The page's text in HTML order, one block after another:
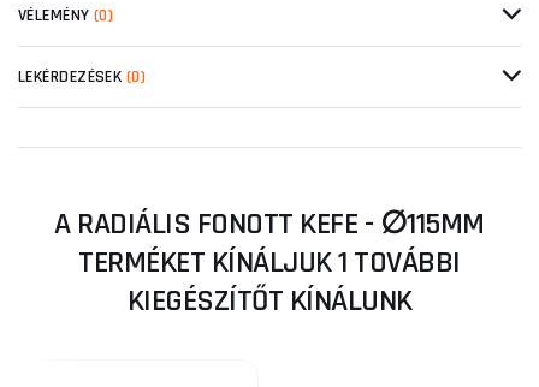
VÉLEMÉNY (0)
LEKÉRDEZÉSEK (0)
A RADIÁLIS FONOTT KEFE - ∅115MM
TERMÉKET KÍNÁLJUK 1 TOVÁBBI
KIEGÉSZÍTŐT KÍNÁLUNK